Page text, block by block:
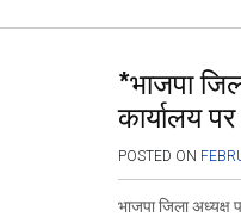
ce
o
o
k
tt
er
*भाजपा
कार्यालय
POSTED ON
भाजपा जिला अध्यक्ष